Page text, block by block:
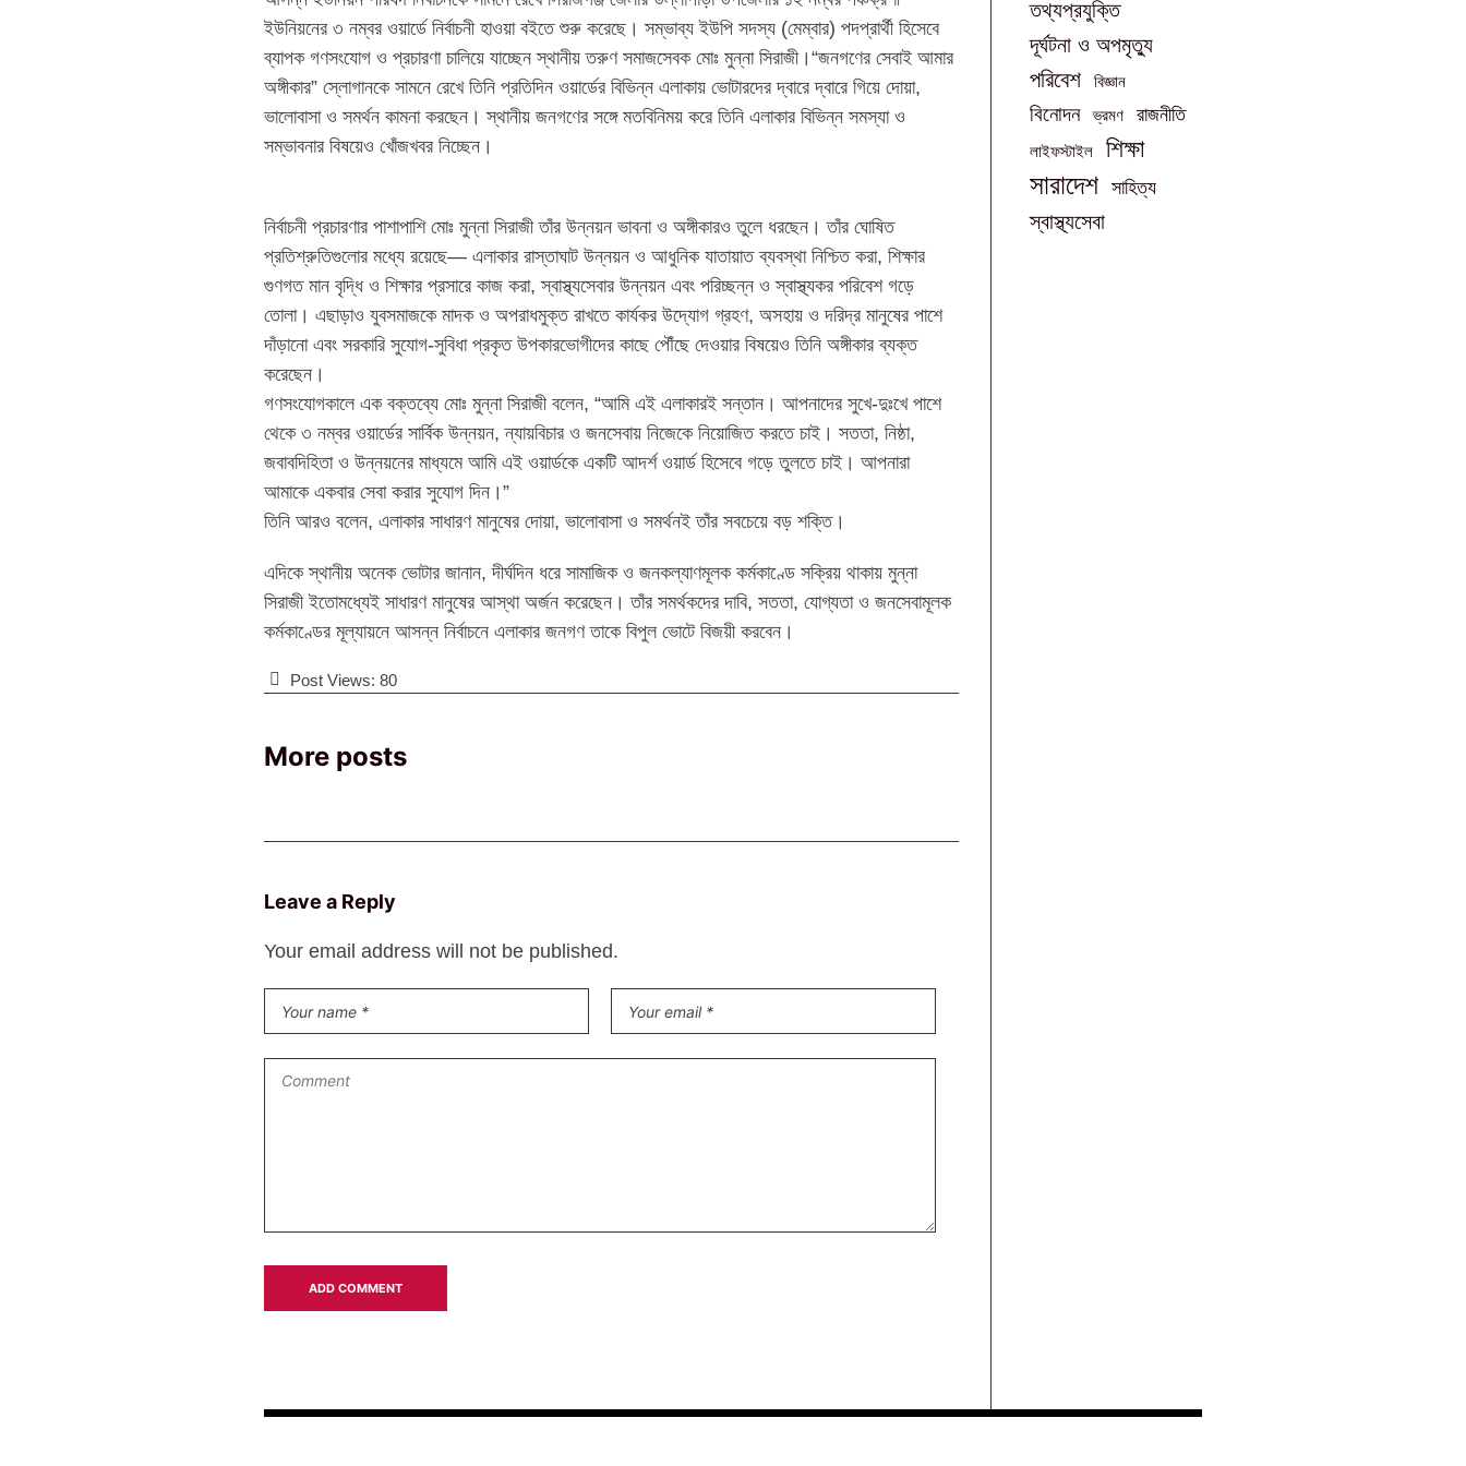
ইউনিয়নের ৩ নম্বর ওয়ার্ডে নির্বাচনী হাওয়া বইতে শুরু করেছে। সম্ভাব্য ইউপি সদস্য (মেম্বার) পদপ্রার্থী হিসেবে
ব্যাপক গণসংযোগ ও প্রচারণা চালিয়ে যাচ্ছেন স্থানীয় তরুণ সমাজসেবক মোঃ মুন্না সিরাজী।“জনগণের সেবাই আমার
অঙ্গীকার” স্লোগানকে সামনে রেখে তিনি প্রতিদিন ওয়ার্ডের বিভিন্ন এলাকায় ভোটারদের দ্বারে দ্বারে গিয়ে দোয়া,
ভালোবাসা ও সমর্থন কামনা করছেন। স্থানীয় জনগণের সঙ্গে মতবিনিময় করে তিনি এলাকার বিভিন্ন সমস্যা ও
সম্ভাবনার বিষয়েও খোঁজখবর নিচ্ছেন।
নির্বাচনী প্রচারণার পাশাপাশি মোঃ মুন্না সিরাজী তাঁর উন্নয়ন ভাবনা ও অঙ্গীকারও তুলে ধরছেন। তাঁর ঘোষিত
প্রতিশ্রুতিগুলোর মধ্যে রয়েছে— এলাকার রাস্তাঘাট উন্নয়ন ও আধুনিক যাতায়াত ব্যবস্থা নিশ্চিত করা, শিক্ষার
গুণগত মান বৃদ্ধি ও শিক্ষার প্রসারে কাজ করা, স্বাস্থ্যসেবার উন্নয়ন এবং পরিচ্ছন্ন ও স্বাস্থ্যকর পরিবেশ গড়ে
তোলা। এছাড়াও যুবসমাজকে মাদক ও অপরাধমুক্ত রাখতে কার্যকর উদ্যোগ গ্রহণ, অসহায় ও দরিদ্র মানুষের পাশে
দাঁড়ানো এবং সরকারি সুযোগ-সুবিধা প্রকৃত উপকারভোগীদের কাছে পৌঁছে দেওয়ার বিষয়েও তিনি অঙ্গীকার ব্যক্ত
করেছেন।
গণসংযোগকালে এক বক্তব্যে মোঃ মুন্না সিরাজী বলেন, “আমি এই এলাকারই সন্তান। আপনাদের সুখে-দুঃখে পাশে
থেকে ৩ নম্বর ওয়ার্ডের সার্বিক উন্নয়ন, ন্যায়বিচার ও জনসেবায় নিজেকে নিয়োজিত করতে চাই। সততা, নিষ্ঠা,
জবাবদিহিতা ও উন্নয়নের মাধ্যমে আমি এই ওয়ার্ডকে একটি আদর্শ ওয়ার্ড হিসেবে গড়ে তুলতে চাই। আপনারা
আমাকে একবার সেবা করার সুযোগ দিন।”
তিনি আরও বলেন, এলাকার সাধারণ মানুষের দোয়া, ভালোবাসা ও সমর্থনই তাঁর সবচেয়ে বড় শক্তি।
এদিকে স্থানীয় অনেক ভোটার জানান, দীর্ঘদিন ধরে সামাজিক ও জনকল্যাণমূলক কর্মকাণ্ডে সক্রিয় থাকায় মুন্না
সিরাজী ইতোমধ্যেই সাধারণ মানুষের আস্থা অর্জন করেছেন। তাঁর সমর্থকদের দাবি, সততা, যোগ্যতা ও জনসেবামূলক
কর্মকাণ্ডের মূল্যায়নে আসন্ন নির্বাচনে এলাকার জনগণ তাকে বিপুল ভোটে বিজয়ী করবেন।
Post Views: 80
More posts
Leave a Reply
Your email address will not be published.
তথ্যপ্রযুক্তি
দূর্ঘটনা ও অপমৃত্যু
পরিবেশ বিজ্ঞান
বিনোদন ভ্রমণ রাজনীতি
লাইফস্টাইল শিক্ষা
সারাদেশ সাহিত্য
স্বাস্থ্যসেবা